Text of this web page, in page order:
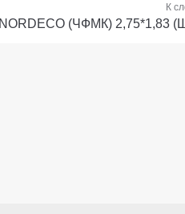
К
(ЧФМК) 2,75*1,83